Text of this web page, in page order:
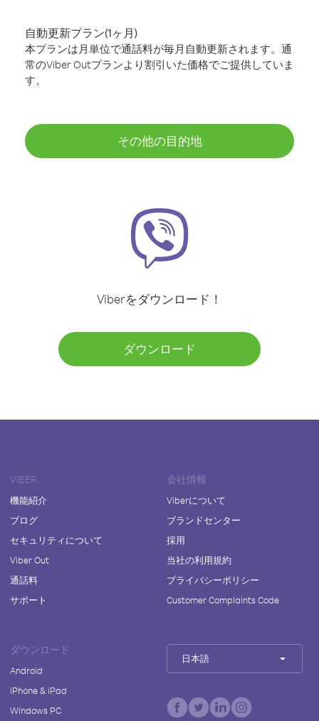
自動更新プラン(1ヶ月)
本プランは月単位で通話料が毎月自動更新されます。通
常のViber Outプランより割引いた価格でご提供していま
す。
その他の目的地
Viberをダウンロード！
ダウンロード
VIBER
機能紹介
ブログ
セキュリティについて
Viber Out
通話料
サポート
会社情報
Viberについて
ブランドセンター
採用
当社の利用規約
プライバシーポリシー
Customer Complaints Code
ダウンロード
Android
iPhone & iPad
Windows PC
日本語